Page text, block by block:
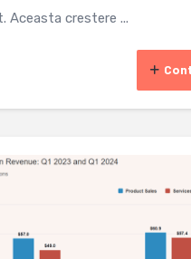
Aceasta crestere ...